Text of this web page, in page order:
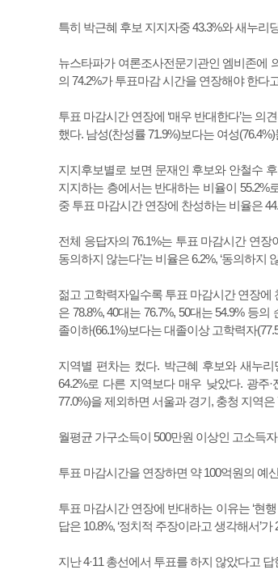
특히 박근혜 후보 지지자중 43.3%와 새누리
뉴스타파가 여론조사전문기관인 엠비존에
의 74.2%가 투표마감 시간을 연장해야 한다
투표 마감시간 연장에 ‘매우 반대한다’는 의
했다. 남성(찬성률 71.9%)보다는 여성
지지후보별로 보면 문재인 후보와 안철수
지지하는 층에서는 반대하는 비율이 55.2%
중 투표 마감시간 연장에 찬성하는 비율은
전체 응답자의 76.1%는 투표 마감시간 연
동의하지 않는다’는 비율은 6.2%, ‘동의하지
젊고 고학력자일수록 투표 마감시간 연장에
은 78.8%, 40대는 76.7%, 50대는 54.9% 등
졸이하(66.1%)보다는 대졸이상 고학력자
지역별 편차는 컸다. 박근혜 후보와 새누
64.2%로 다른 지역보다 매우 낮았다. 광주
77.0%)을 제외하면 서울과 경기, 충청 지역
월평균 가구소득이 500만원 이상인 고소득
투표 마감시간을 연장하면 약 100억원의 예
투표 마감시간 연장에 반대하는 이유는 ‘현
답은 10.8%, ‘정치적 주장이라고 생각해서’
지난 4·11 총선에서 투표를 하지 않았다고 답